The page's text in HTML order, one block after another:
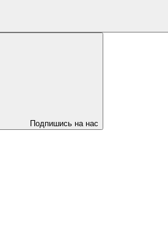
Подпишись на нас